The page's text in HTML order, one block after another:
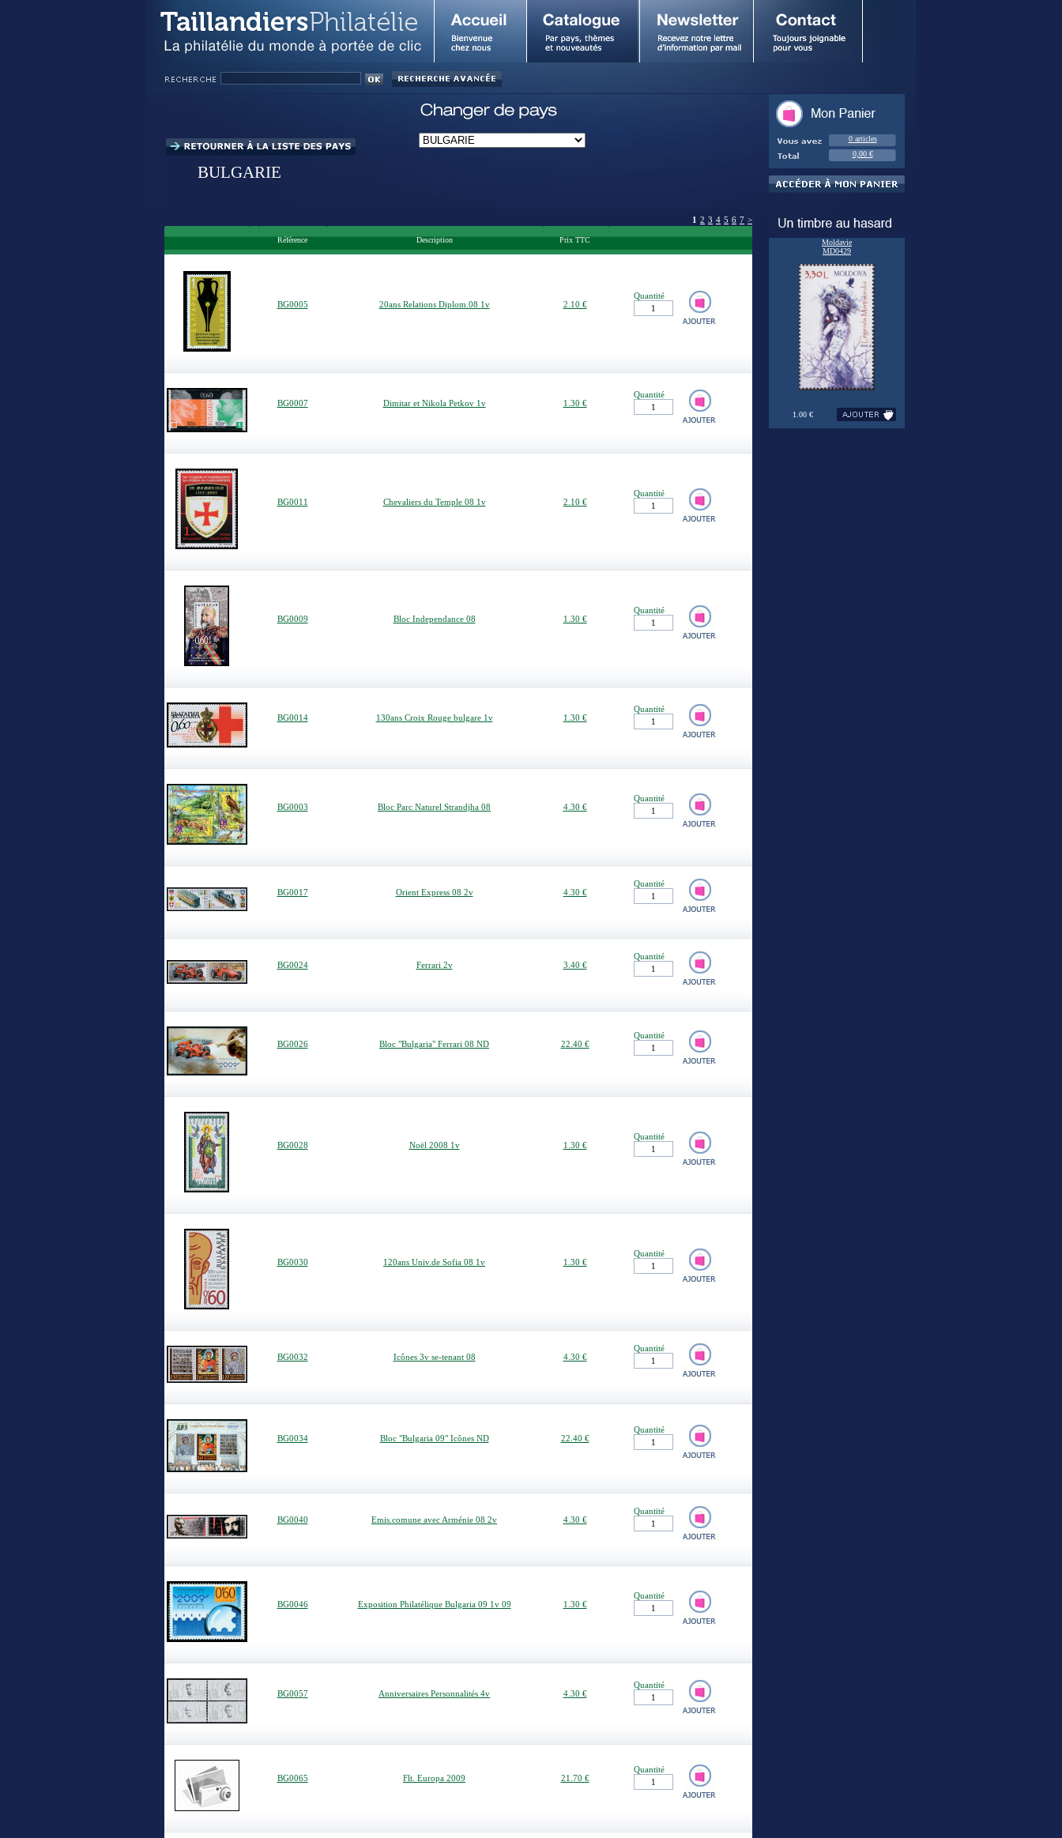
BULGARIE
1 2 3 4 5 6 7 >
Référence Description Prix TTC
BG0005 20ans Relations Diplom.08 1v 2.10 €
Quantité
BG0007 Dimitar et Nikola Petkov 1v 1.30 €
Quantité
BG0011 Chevaliers du Temple 08 1v 2.10 €
Quantité
BG0009 Bloc Independance 08 1.30 €
Quantité
BG0014 130ans Croix Rouge bulgare 1v 1.30 €
Quantité
BG0003 Bloc Parc Naturel Strandjha 08 4.30 €
Quantité
BG0017 Orient Express 08 2v 4.30 €
Quantité
BG0024 Ferrari 2v 3.40 €
Quantité
BG0026 Bloc "Bulgaria" Ferrari 08 ND 22.40 €
Quantité
BG0028 Noël 2008 1v 1.30 €
Quantité
BG0030 120ans Univ.de Sofia 08 1v 1.30 €
Quantité
BG0032 Icônes 3v se-tenant 08 4.30 €
Quantité
BG0034 Bloc "Bulgaria 09" Icônes ND 22.40 €
Quantité
BG0040 Emis.comune avec Arménie 08 2v 4.30 €
Quantité
BG0046 Exposition Philatélique Bulgaria 09 1v 09 1.30 €
Quantité
BG0057 Anniversaires Personnalités 4v 4.30 €
Quantité
BG0065 Flt. Europa 2009 21.70 €
Quantité
0 articles
0,00 €
Moldavie
MD0429
1.00 €